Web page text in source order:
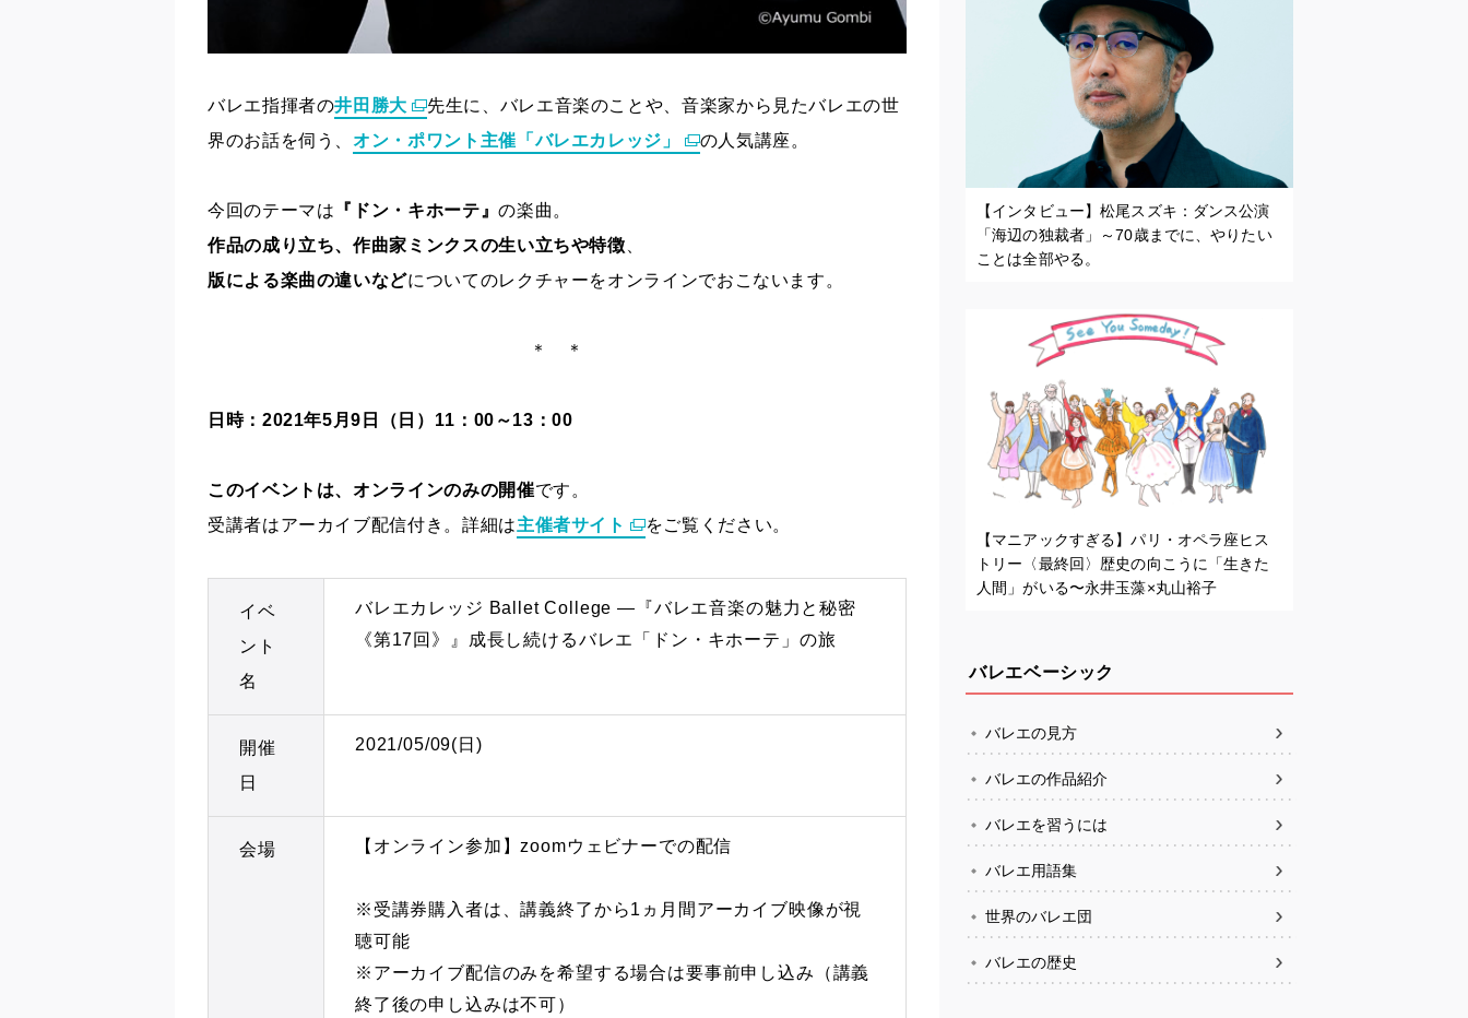
バレエ指揮者の井田勝大
先生に、バレエ音楽のことや、音楽家から見たバレエの世
界のお話を伺う、オン・ポワント主催「バレエカレッジ」 の人気講座。
今回のテーマは 『ドン・キホーテ』の楽曲。
作品の成り立ち、作曲家ミンクスの生い立ちや特徴
版による楽曲の違いなどについてのレクチャーをオンラインでおこないます。
＊ ＊
日時：2021年5月9日（日）11：00～13：00
このイベントは、オンラインのみの開催です。
受講者はアーカイブ配信付き。詳細は主催者サイト をご覧ください。
イベ
ント
名
バレエカレッジ Ballet College ―『バレエ音楽の魅力と秘密
《第17回》』成長し続けるバレエ「ドン・キホーテ」の旅
開催
日
2021/05/09(日)
会場 【オンライン参加】zoomウェビナーでの配信
※受講券購入者は、講義終了から1ヵ月間アーカイブ映像が視
聴可能
※アーカイブ配信のみを希望する場合は要事前申し込み（講義
終了後の申し込みは不可）
【インタビュー】松尾スズキ：ダンス公演
「海辺の独裁者」～70歳までに、やりたい
ことは全部やる。
【マニアックすぎる】パリ・オペラ座ヒス
トリー〈最終回〉歴史の向こうに「生きた
人間」がいる〜永井玉藻×丸山裕子
バレエベーシック
バレエの見方
バレエの作品紹介
バレエを習うには
バレエ用語集
世界のバレエ団
バレエの歴史